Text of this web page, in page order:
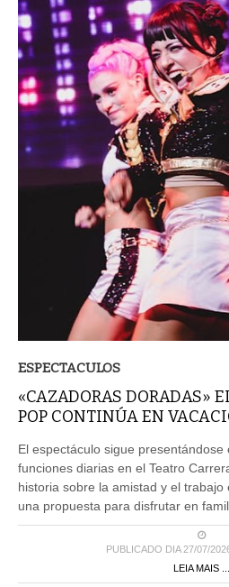
ESPECTACULOS
«CAZADORAS DORADAS»
POP CONTINÚA EN
El espectáculo sigue presentándose
funciones diarias en el Teatro
historia sobre la amistad y el
una propuesta para disfrutar en
PUBLICADO DIA 27/07/
LEIA MAIS ...